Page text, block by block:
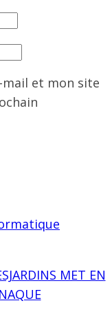
et mon site
MET EN